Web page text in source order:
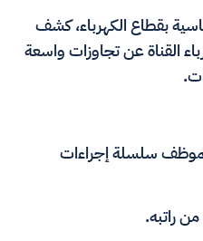
بقطاع الكهرباء، كشف
القناة عن تجاوزات واسعة
سلسلة إجراءات
راتبه.